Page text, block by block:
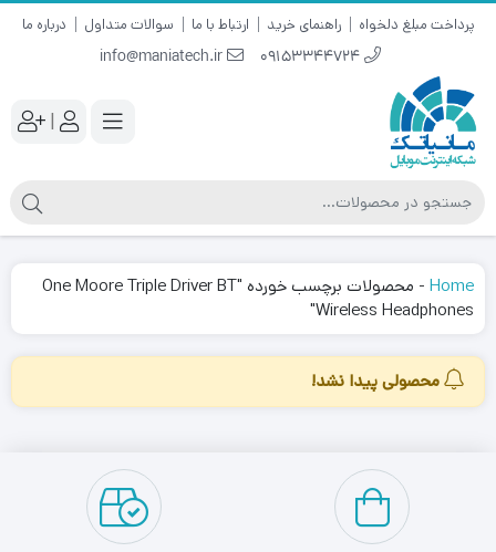
پرداخت مبلغ دلخواه راهنمای خرید ارتباط با ما سوالات متداول درباره ما
09153344724
info@maniatech.ir
|
Home
-
محصولات برچسب خورده "One Moore Triple Driver BT
Wireless Headphones"
محصولی پیدا نشد!